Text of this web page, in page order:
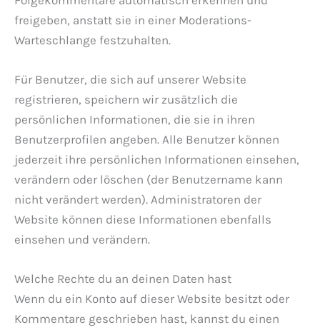
freigeben, anstatt sie in einer Moderations-
Warteschlange festzuhalten.
Für Benutzer, die sich auf unserer Website
registrieren, speichern wir zusätzlich die
persönlichen Informationen, die sie in ihren
Benutzerprofilen angeben. Alle Benutzer können
jederzeit ihre persönlichen Informationen einsehen,
verändern oder löschen (der Benutzername kann
nicht verändert werden). Administratoren der
Website können diese Informationen ebenfalls
einsehen und verändern.
Welche Rechte du an deinen Daten hast
Wenn du ein Konto auf dieser Website besitzt oder
Kommentare geschrieben hast, kannst du einen